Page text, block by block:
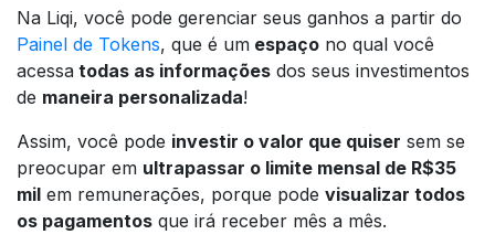
Na Liqi, você pode gerenciar seus ganhos a partir do
Painel de Tokens, que é um espaço no qual você
acessa todas as informações dos seus investimentos
de maneira personalizada!
Assim, você pode investir o valor que quiser sem se
preocupar em ultrapassar o limite mensal de R$35
mil em remunerações, porque pode visualizar todos
os pagamentos que irá receber mês a mês.